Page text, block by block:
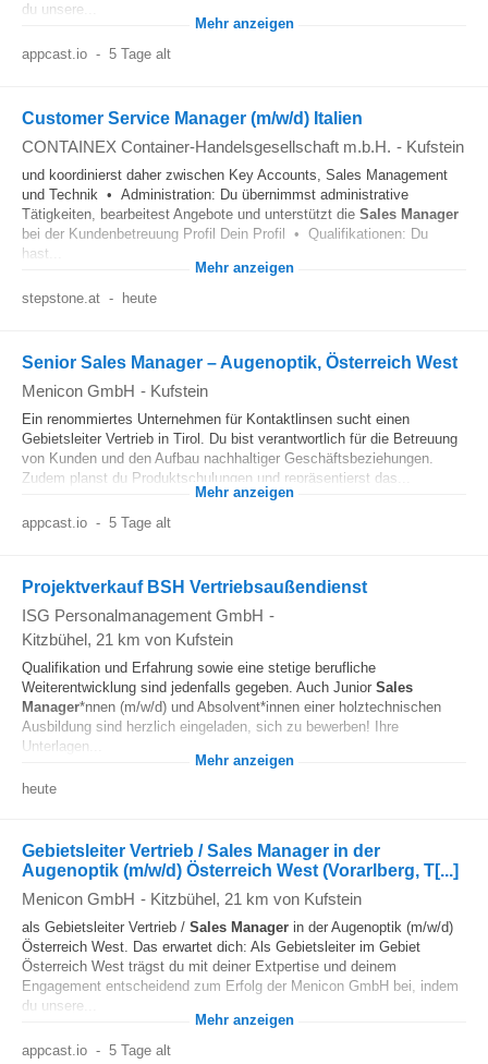
du unsere...
Mehr anzeigen
appcast.io - 5 Tage alt
Customer Service Manager (m/w/d) Italien
CONTAINEX Container-Handelsgesellschaft m.b.H. - Kufstein
und koordinierst daher zwischen Key Accounts, Sales Management
und Technik • Administration: Du übernimmst administrative
Tätigkeiten, bearbeitest Angebote und unterstützt die Sales Manager
bei der Kundenbetreuung Profil Dein Profil • Qualifikationen: Du
hast...
Mehr anzeigen
stepstone.at - heute
Senior Sales Manager – Augenoptik, Österreich West
Menicon GmbH - Kufstein
Ein renommiertes Unternehmen für Kontaktlinsen sucht einen
Gebietsleiter Vertrieb in Tirol. Du bist verantwortlich für die Betreuung
von Kunden und den Aufbau nachhaltiger Geschäftsbeziehungen.
Zudem planst du Produktschulungen und repräsentierst das...
Mehr anzeigen
appcast.io - 5 Tage alt
Projektverkauf BSH Vertriebsaußendienst
ISG Personalmanagement GmbH -
Kitzbühel, 21 km von Kufstein
Qualifikation und Erfahrung sowie eine stetige berufliche
Weiterentwicklung sind jedenfalls gegeben. Auch Junior Sales
Manager*nnen (m/w/d) und Absolvent*innen einer holztechnischen
Ausbildung sind herzlich eingeladen, sich zu bewerben! Ihre
Unterlagen...
Mehr anzeigen
heute
Gebietsleiter Vertrieb / Sales Manager in der
Augenoptik (m/w/d) Österreich West (Vorarlberg, T[...]
Menicon GmbH - Kitzbühel, 21 km von Kufstein
als Gebietsleiter Vertrieb / Sales Manager in der Augenoptik (m/w/d)
Österreich West. Das erwartet dich: Als Gebietsleiter im Gebiet
Österreich West trägst du mit deiner Extpertise und deinem
Engagement entscheidend zum Erfolg der Menicon GmbH bei, indem
du unsere...
Mehr anzeigen
appcast.io - 5 Tage alt